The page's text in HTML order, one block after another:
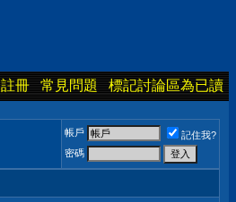
註冊 常見問題 標記討論區為已讀
帳戶
記住我?
密碼